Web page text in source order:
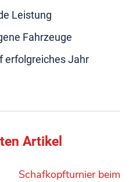
Leistung
Fahrzeuge
erfolgreiches Jahr
Artikel
Schafkopfturnier beim